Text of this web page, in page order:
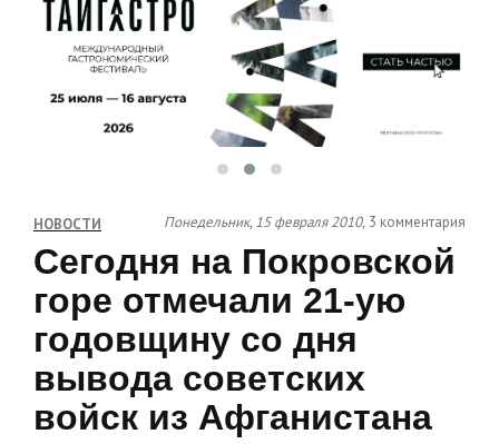
НОВОСТИ Понедельник, 15 февраля 2010, 3 комментария
Сегодня на Покровской
горе отмечали 21-ую
годовщину со дня
вывода советских
войск из Афганистана